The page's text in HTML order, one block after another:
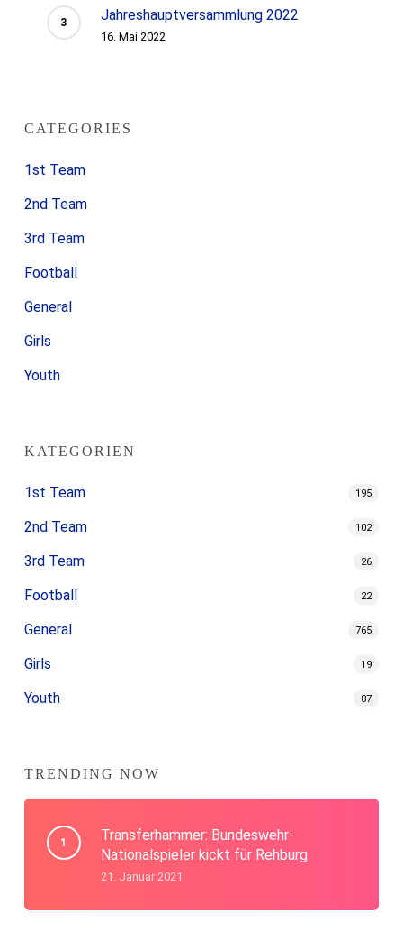
Jahreshauptversammlung 2022
16. Mai 2022
CATEGORIES
1st Team
2nd Team
3rd Team
Football
General
Girls
Youth
KATEGORIEN
1st Team 195
2nd Team 102
3rd Team 26
Football 22
General 765
Girls 19
Youth 87
TRENDING NOW
Transferhammer: Bundeswehr-
Nationalspieler kickt für Rehburg
21. Januar 2021